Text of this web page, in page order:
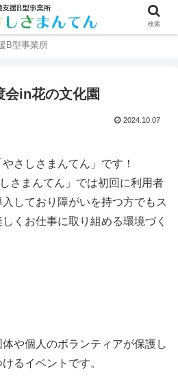
B型事業所
会in花の文化園
2024.10.07
さしさまんてん」です！
さまんてん」では初回に利用者
しており障がいを持つ方でもス
くお仕事に取り組める環境づく
や個人のボランティアが保護し
るイベントです。
検索